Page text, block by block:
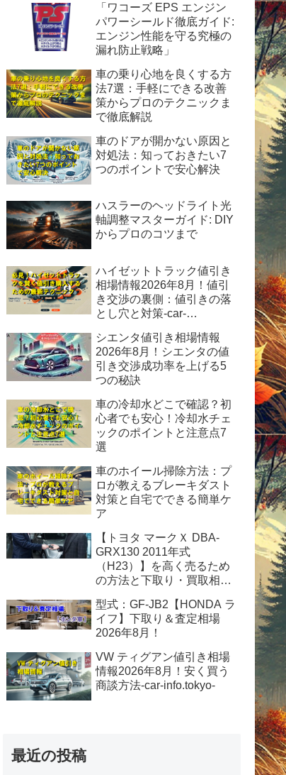
全ガイド：安全性、経済
性、および運用のヒント』
「ワコーズ EPS エンジン
パワーシールド徹底ガイド:
エンジン性能を守る究極の
漏れ防止戦略」
車の乗り心地を良くする方
法7選：手軽にできる改善
策からプロのテクニックま
で徹底解説
車のドアが開かない原因と
対処法：知っておきたい7
つのポイントで安心解決
ハスラーのヘッドライト光
軸調整マスターガイド: DIY
からプロのコツまで
ハイゼットトラック値引き
相場情報2026年8月！値引
き交渉の裏側：値引きの落
とし穴と対策-car-
シエンタ値引き相場情報
2026年8月！シエンタの値
引き交渉成功率を上げる5
つの秘訣
車の冷却水どこで確認？初
心者でも安心！冷却水チェ
ックのポイントと注意点7
選
車のホイール掃除方法：プ
ロが教えるブレーキダスト
対策と自宅でできる簡単ケ
ア
【トヨタ マークＸ DBA-
GRX130 2011年式
（H23）】を高く売るため
の方法と下取り・買取相場
型式：GF-JB2【HONDA ラ
イフ】下取り＆査定相場
2026年8月！
VW ティグアン値引き相場
情報2026年8月！安く買う
商談方法-car-info.tokyo-
最近の投稿